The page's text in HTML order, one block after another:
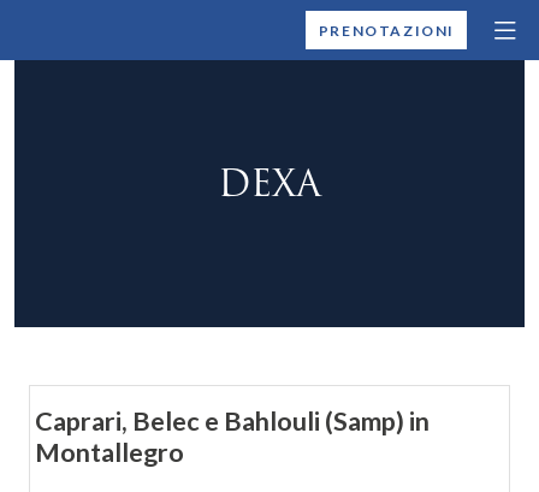
MONTALLEGROPRENOTAZIONI
DEXA
Caprari, Belec e Bahlouli (Samp) in
Montallegro